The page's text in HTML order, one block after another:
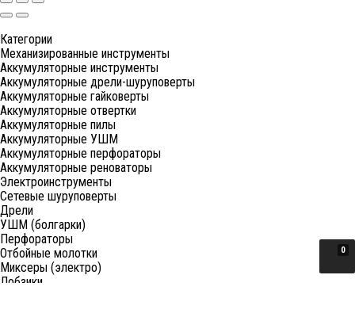
0
Категории
Механизированные инструменты
Аккумуляторные инструменты
Аккумуляторные дрели-шуруповерты
Аккумуляторные гайковерты
Аккумуляторные отвертки
Аккумуляторные пилы
Аккумуляторные УШМ
Аккумуляторные перфораторы
Аккумуляторные реноваторы
Электроинструменты
Сетевые шуруповерты
Дрели
УШМ (болгарки)
Перфораторы
Отбойные молотки
Миксеры (электро)
Лобзики